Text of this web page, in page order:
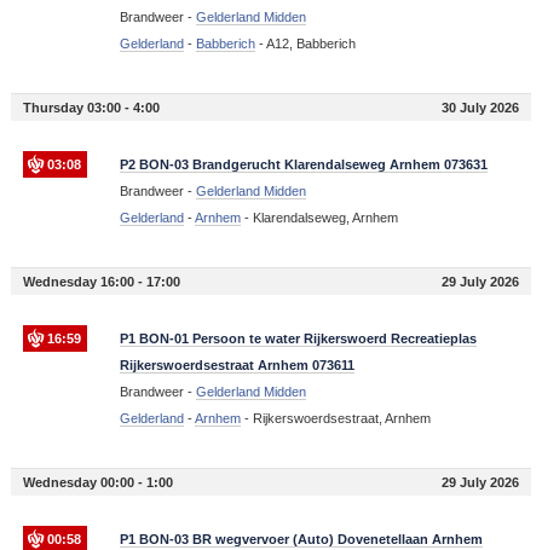
Brandweer - Gelderland Midden
Gelderland- Babberich-A12, Babberich
Thursday 03:00 - 4:00 30 July 2026
03:08
P2 BON-03 Brandgerucht Klarendalseweg Arnhem 073631
Brandweer - Gelderland Midden
Gelderland-Arnhem- Klarendalseweg, Arnhem
Wednesday 16:00 - 17:00 29 July 2026
16:59
P1 BON-01 Persoon te water Rijkerswoerd Recreatieplas
Rijkerswoerdsestraat Arnhem 073611
Brandweer - Gelderland Midden
Gelderland-Arnhem- Rijkerswoerdsestraat, Arnhem
Wednesday 00:00 - 1:00 29 July 2026
00:58
P1 BON-03 BR wegvervoer (Auto) Dovenetellaan Arnhem